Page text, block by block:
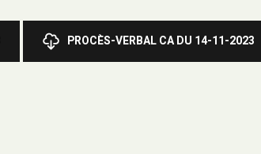
PROCÈS-VERBAL CA DU 14-11-2023